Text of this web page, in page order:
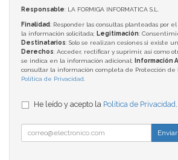
Responsable: LA FORMIGA INFORMATICA S.L.
Finalidad: Responder las consultas planteadas por
la información solicitada; Legitimación:
Destinatarios: Solo se realizan cesiones si existe
Derechos: Acceder, rectificar y suprimir, así como
se indica en la información adicional;
Información
consultar la información completa de Protección de
Política de Privacidad
He leído y acepto la Política de Privacidad
Enviar